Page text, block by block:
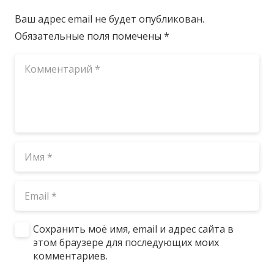
Ваш адрес email не будет опубликован.
Обязательные поля помечены *
Сохранить моё имя, email и адрес сайта в
этом браузере для последующих моих
комментариев.